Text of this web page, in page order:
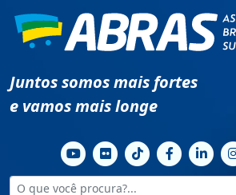
Juntos somos mais fortes
e vamos mais longe